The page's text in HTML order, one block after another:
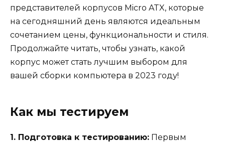
представителей корпусов Micro ATX, которые
на сегодняшний день являются идеальным
сочетанием цены, функциональности и стиля.
Продолжайте читать, чтобы узнать, какой
корпус может стать лучшим выбором для
вашей сборки компьютера в 2023 году!
Как мы тестируем
1. Подготовка к тестированию: Первым